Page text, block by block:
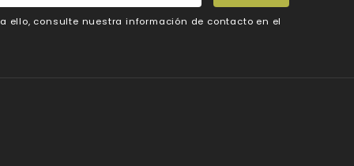
ello, consulte nuestra información de contacto en el